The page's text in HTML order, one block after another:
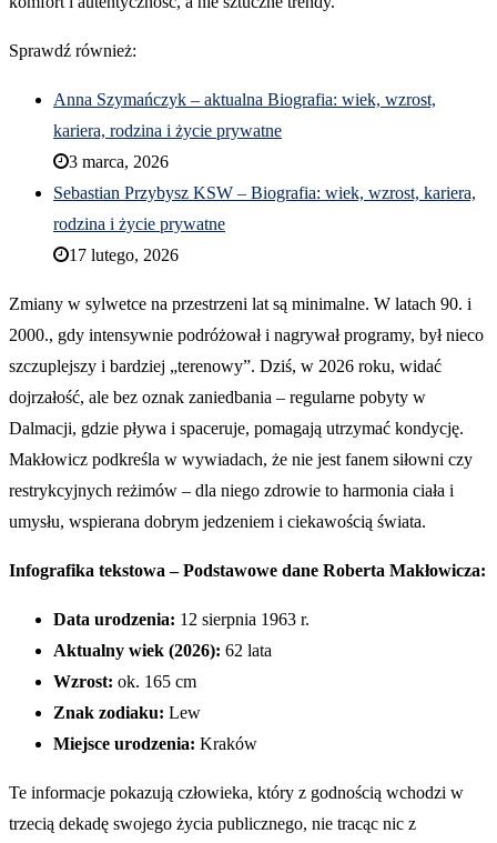
Sprawdź również:
Anna Szymańczyk – aktualna Biografia: wiek, wzrost,
kariera, rodzina i życie prywatne
3 marca, 2026
Sebastian Przybysz KSW – Biografia: wiek, wzrost, kariera,
rodzina i życie prywatne
17 lutego, 2026
Zmiany w sylwetce na przestrzeni lat są minimalne. W latach 90. i
2000., gdy intensywnie podróżował i nagrywał programy, był nieco
szczuplejszy i bardziej „terenowy”. Dziś, w 2026 roku, widać
dojrzałość, ale bez oznak zaniedbania – regularne pobyty w
Dalmacji, gdzie pływa i spaceruje, pomagają utrzymać kondycję.
Makłowicz podkreśla w wywiadach, że nie jest fanem siłowni czy
restrykcyjnych reżimów – dla niego zdrowie to harmonia ciała i
umysłu, wspierana dobrym jedzeniem i ciekawością świata.
Infografika tekstowa – Podstawowe dane Roberta Makłowicza:
Data urodzenia: 12 sierpnia 1963 r.
Aktualny wiek (2026): 62 lata
Wzrost: ok. 165 cm
Znak zodiaku: Lew
Miejsce urodzenia: Kraków
Te informacje pokazują człowieka, który z godnością wchodzi w
trzecią dekadę swojego życia publicznego, nie tracąc nic z